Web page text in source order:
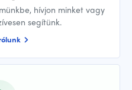
hívjon minket vagy
segítünk.